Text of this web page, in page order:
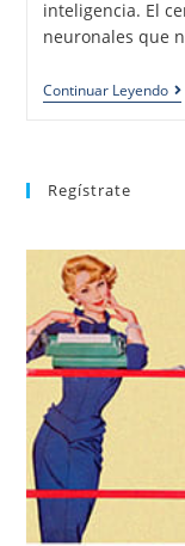
inteligencia. El
neuronales que
Continuar Leyendo
Regístrate
Tras
consultar
aprender la
correo la
de nuevos
tu